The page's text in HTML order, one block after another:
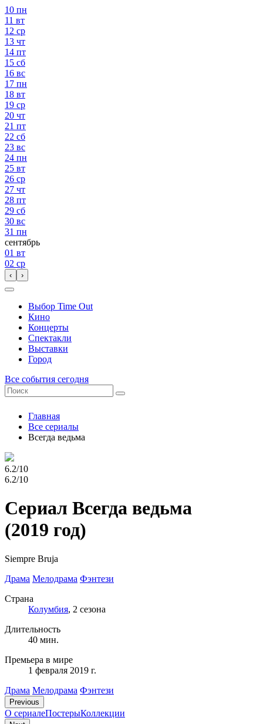
10 пн
11 вт
12 ср
13 чт
14 пт
15 сб
16 вс
17 пн
18 вт
19 ср
20 чт
21 пт
22 сб
23 вс
24 пн
25 вт
26 ср
27 чт
28 пт
29 сб
30 вс
31 пн
сентябрь
01 вт
02 ср
‹ ›
Выбор Time Out
Кино
Концерты
Спектакли
Выставки
Город
Все события сегодня
Главная
Все сериалы
Всегда ведьма
6.2/10
6.2/10
Сериал Всегда ведьма
(2019 год)
Siempre Bruja
Драма Мелодрама Фэнтези
Страна
Колумбия, 2 сезона
Длительность
40 мин.
Премьера в мире
1 февраля 2019 г.
Драма Мелодрама Фэнтези
Previous
О сериалеПостерыКоллекции